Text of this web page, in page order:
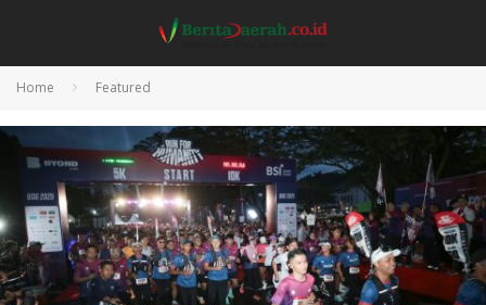
Home Featured